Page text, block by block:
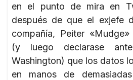
en el punto de mira en
después de que el exjefe
compañía, Peiter
(y luego declarase
Washington) que los datos
en manos de